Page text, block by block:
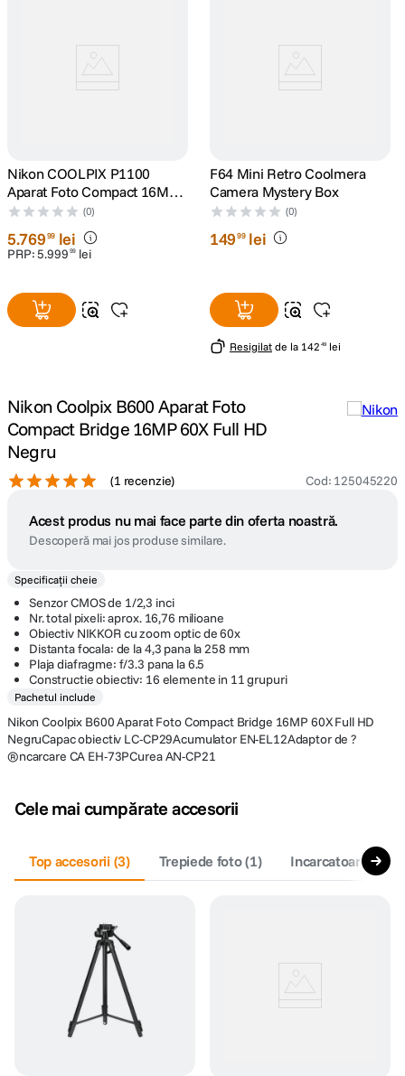
Nikon COOLPIX P1100
Aparat Foto Compact 16MP
Ultra Zoom 125x Negru
(0)
5.76999 lei
PRP:5.999 99 lei
F64 Mini Retro Coolmera
Camera Mystery Box
(0)
14999 lei
Resigilat de la 142 49 lei
Nikon Coolpix B600 Aparat Foto
Compact Bridge 16MP 60X Full HD
Negru
(1 recenzie) Cod: 125045220
Acest produs nu mai face parte din oferta noastră.
Descoperă mai jos produse similare.
Specificații cheie
Senzor CMOS de 1/2,3 inci
Nr. total pixeli: aprox. 16,76 milioane
Obiectiv NIKKOR cu zoom optic de 60x
Distanta focala: de la 4,3 pana la 258 mm
Plaja diafragme: f/3.3 pana la 6.5
Constructie obiectiv: 16 elemente in 11 grupuri
Pachetul include
Nikon Coolpix B600 Aparat Foto Compact Bridge 16MP 60X Full HD
NegruCapac obiectiv LC-CP29Acumulator EN-EL12Adaptor de ?
®ncarcare CA EH-73PCurea AN-CP21
Cele mai cumpărate accesorii
Top accesorii (3) Trepiede foto(1) Incarcatoare